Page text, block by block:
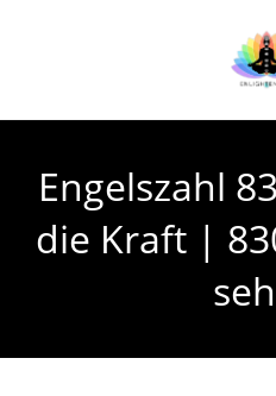
Engelszahl
die Kraft |